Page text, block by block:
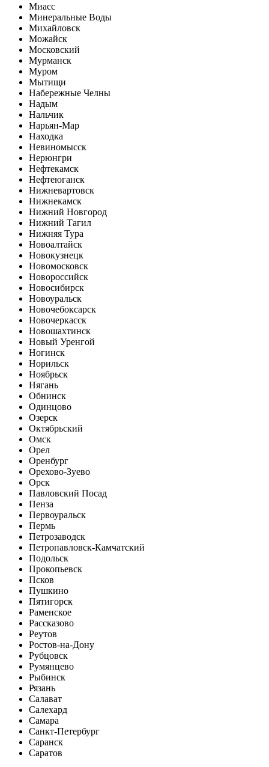
Миасс
Минеральные Воды
Михайловск
Можайск
Московский
Мурманск
Муром
Мытищи
Набережные Челны
Надым
Нальчик
Нарьян-Мар
Находка
Невиномысск
Нерюнгри
Нефтекамск
Нефтеюганск
Нижневартовск
Нижнекамск
Нижний Новгород
Нижний Тагил
Нижняя Тура
Новоалтайск
Новокузнецк
Новомосковск
Новороссийск
Новосибирск
Новоуральск
Новочебоксарск
Новочеркасск
Новошахтинск
Новый Уренгой
Ногинск
Норильск
Ноябрьск
Нягань
Обнинск
Одинцово
Озерск
Октябрьский
Омск
Орел
Оренбург
Орехово-Зуево
Орск
Павловский Посад
Пенза
Первоуральск
Пермь
Петрозаводск
Петропавловск-Камчатский
Подольск
Прокопьевск
Псков
Пушкино
Пятигорск
Раменское
Рассказово
Реутов
Ростов-на-Дону
Рубцовск
Румянцево
Рыбинск
Рязань
Салават
Салехард
Самара
Санкт-Петербург
Саранск
Саратов